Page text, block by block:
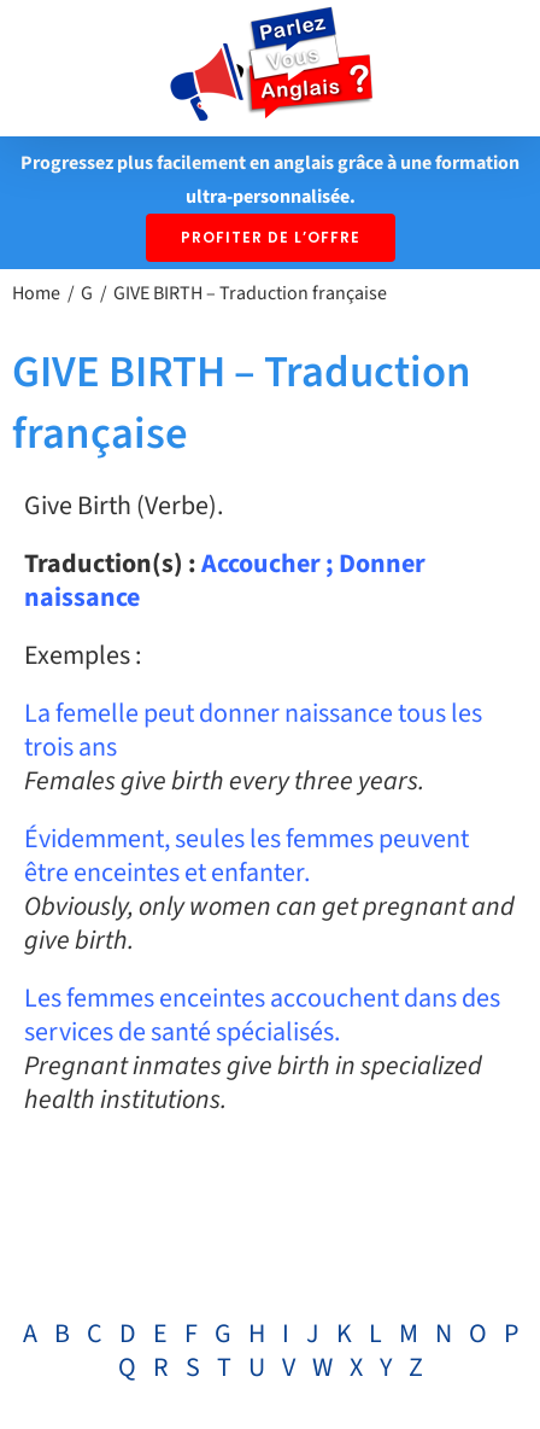
Progressez plus facilement en anglais grâce à une formation
ultra-personnalisée.
PROFITER DE L’OFFRE
Home G GIVE BIRTH – Traduction française
GIVE BIRTH – Traduction
française
Give Birth (Verbe).
Traduction(s) :Accoucher ; Donner
naissance
Exemples :
La femelle peut donner naissance tous les
trois ans
Females give birth every three years.
Évidemment, seules les femmes peuvent
être enceintes et enfanter.
Obviously, only women can get pregnant and
give birth.
Les femmes enceintes accouchent dans des
services de santé spécialisés.
Pregnant inmates give birth in specialized
health institutions.
A B C D E F G H I J K L M N O P
Q R S T U V W X Y Z